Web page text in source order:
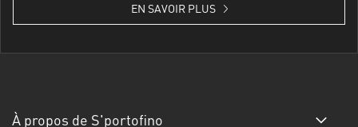
EN SAVOIR PLUS
À propos de S'portofino